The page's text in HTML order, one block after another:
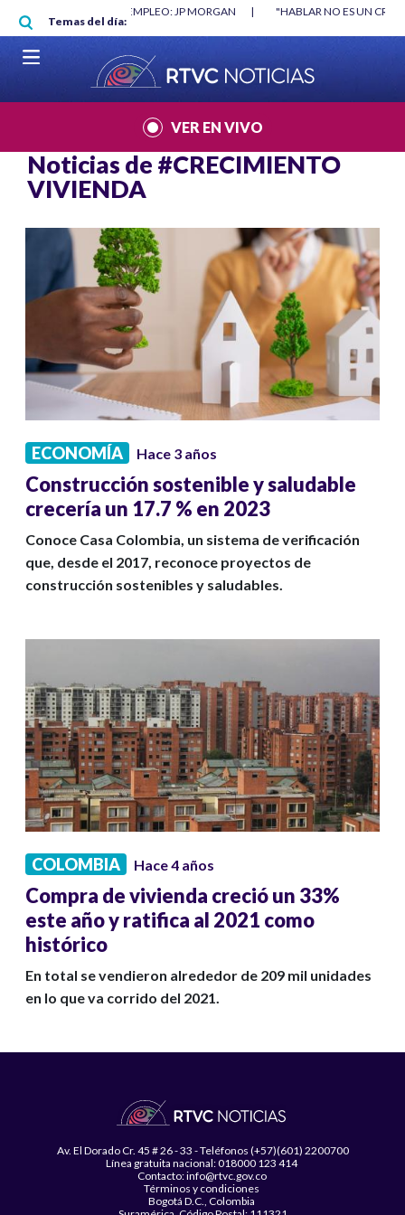
Pasar al contenido principal
Temas del día:
MÍNIMO NO DESTRUYÓ EMPLEO: JP MORGAN |
"HABLAR NO ES UN
MUNDIAL 2026
|
VER EN VIVO
Noticias de #CRECIMIENTO
VIVIENDA
ECONOMÍA Hace 3 años
Construcción sostenible y saludable
crecería un 17.7 % en 2023
Conoce Casa Colombia, un sistema de verificación
que, desde el 2017, reconoce proyectos de
construcción sostenibles y saludables.
COLOMBIA Hace 4 años
Compra de vivienda creció un 33%
este año y ratifica al 2021 como
histórico
En total se vendieron alrededor de 209 mil unidades
en lo que va corrido del 2021.
Av. El Dorado Cr. 45 # 26 - 33 - Teléfonos (+57)(601) 2200700
Línea gratuita nacional: 018000 123 414
Contacto: info@rtvc.gov.co
Términos y condiciones
Bogotá D.C., Colombia